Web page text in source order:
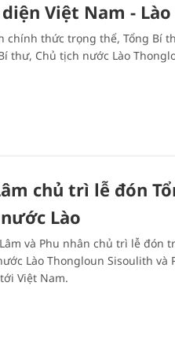
Việt Nam - Lào
chính thức trọng thể, Tổng Bí
thư, Chủ tịch nước Lào
chủ trì lễ đón
Lào
và Phu nhân chủ trì lễ đón
Lào Thongloun Sisoulith và
Việt Nam.